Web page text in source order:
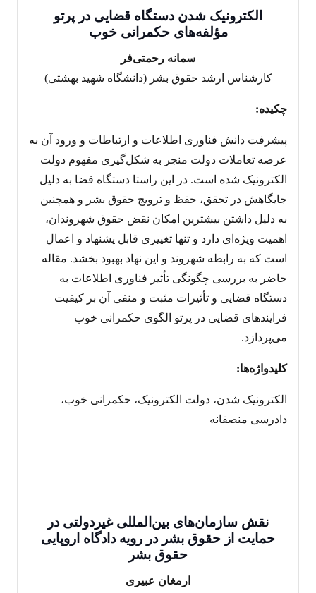
الکترونیک شدن دستگاه قضایی در پرتو
مؤلفه‌های حکمرانی خوب
سمانه رحمتی‌فر
کارشناس ارشد حقوق بشر (دانشگاه شهید بهشتی)
چکیده:
پیشرفت دانش فناوری اطلاعات و ارتباطات و ورود آن به
عرصه تعاملات دولت منجر به شکل‌گیری مفهوم دولت
الکترونیک شده است. در این راستا دستگاه قضا به دلیل
جایگاهش در تحقق، حفظ و ترویج حقوق بشر و همچنین
به دلیل داشتن بیشترین امکان نقض حقوق شهروندان،
اهمیت ویژه‌ای دارد و تنها تغییری قابل پشنهاد و اعمال
است که به رابطه شهروند و این نهاد بهبود بخشد. مقاله
حاضر به بررسی چگونگی تأثیر فناوری اطلاعات به
دستگاه قضایی و تأثیرات مثبت و منفی آن بر کیفیت
فرایندهای قضایی در پرتو الگوی حکمرانی خوب
می‌پردازد.
کلیدواژه‌ها:
الکترونیک شدن، دولت الکترونیک، حکمرانی خوب،
دادرسی منصفانه
نقش سازمان‌های بین‌المللی غیردولتی در
حمایت از حقوق بشر در رویه دادگاه اروپایی
حقوق بشر
ارمغان عبیری